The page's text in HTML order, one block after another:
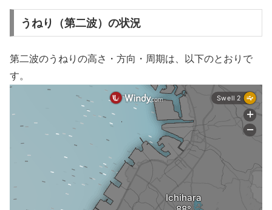
うねり（第二波）の状況
第二波のうねりの高さ・方向・周期は、以下のとおりで
す。